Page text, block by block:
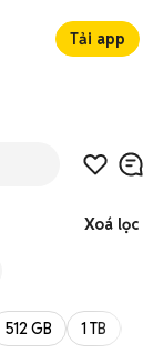
Tải app
Xoá lọc
512 GB 1 TB